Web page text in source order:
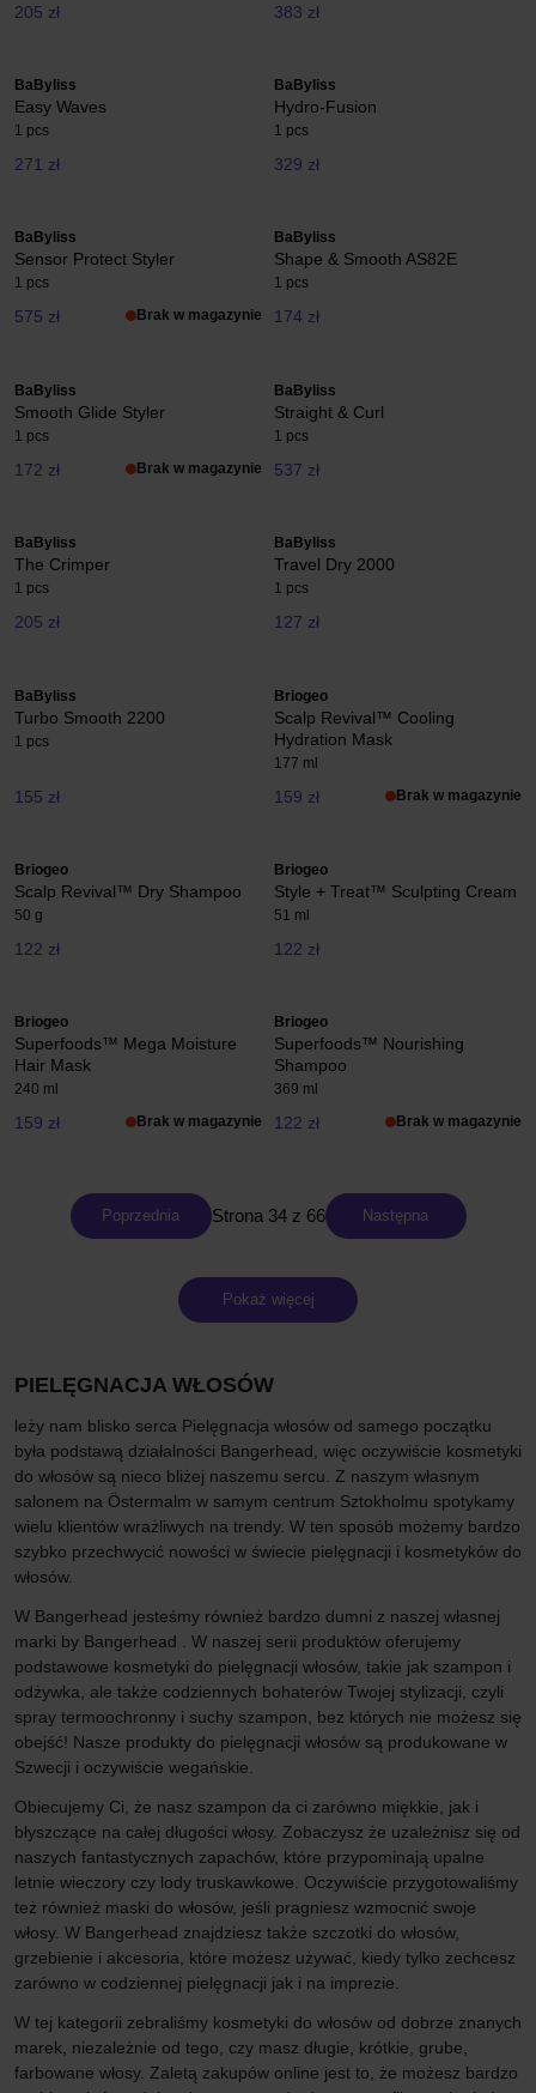
205 zł 383 zł
BaByliss
Easy Waves
1 pcs
271 zł
BaByliss
Hydro-Fusion
1 pcs
329 zł
BaByliss
Sensor Protect Styler
1 pcs
575 zł Brak w magazynie
BaByliss
Shape & Smooth AS82E
1 pcs
174 zł
BaByliss
Smooth Glide Styler
1 pcs
172 zł Brak w magazynie
BaByliss
Straight & Curl
1 pcs
537 zł
BaByliss
The Crimper
1 pcs
205 zł
BaByliss
Travel Dry 2000
1 pcs
127 zł
BaByliss
Turbo Smooth 2200
1 pcs
155 zł
Briogeo
Scalp Revival™ Cooling
Hydration Mask
177 ml
159 zł Brak w magazynie
Briogeo
Scalp Revival™ Dry Shampoo
50 g
122 zł
Briogeo
Style + Treat™ Sculpting Cream
51 ml
122 zł
Briogeo
Superfoods™ Mega Moisture
Hair Mask
240 ml
159 zł Brak w magazynie
Briogeo
Superfoods™ Nourishing
Shampoo
369 ml
122 zł Brak w magazynie
Poprzednia Strona 34 z 66 Następna
Pokaż więcej
PIELĘGNACJA WŁOSÓW
leży nam blisko serca Pielęgnacja włosów od samego początku
była podstawą działalności Bangerhead, więc oczywiście kosmetyki
do włosów są nieco bliżej naszemu sercu. Z naszym własnym
salonem na Östermalm w samym centrum Sztokholmu spotykamy
wielu klientów wrażliwych na trendy. W ten sposób możemy bardzo
szybko przechwycić nowości w świecie pielęgnacji i kosmetyków do
włosów.
W Bangerhead jesteśmy również bardzo dumni z naszej własnej
marki by Bangerhead . W naszej serii produktów oferujemy
podstawowe kosmetyki do pielęgnacji włosów, takie jak szampon i
odżywka, ale także codziennych bohaterów Twojej stylizacji, czyli
spray termoochronny i suchy szampon, bez których nie możesz się
obejść! Nasze produkty do pielęgnacji włosów są produkowane w
Szwecji i oczywiście wegańskie.
Obiecujemy Ci, że nasz szampon da ci zarówno miękkie, jak i
błyszczące na całej długości włosy. Zobaczysz że uzależnisz się od
naszych fantastycznych zapachów, które przypominają upalne
letnie wieczory czy lody truskawkowe. Oczywiście przygotowaliśmy
też również maski do włosów, jeśli pragniesz wzmocnić swoje
włosy. W Bangerhead znajdziesz także szczotki do włosów,
grzebienie i akcesoria, które możesz używać, kiedy tylko zechcesz
zarówno w codziennej pielęgnacji jak i na imprezie.
W tej kategorii zebraliśmy kosmetyki do włosów od dobrze znanych
marek, niezależnie od tego, czy masz długie, krótkie, grube,
farbowane włosy. Zaletą zakupów online jest to, że możesz bardzo